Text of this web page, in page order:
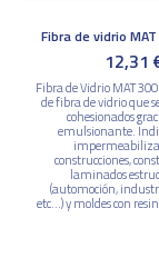
Fibra de vidrio
12,31
Fibra de Vidrio MAT
de fibra de vidrio que
cohesionados
emulsionante.
construcciones,
laminados
(automoción,
etc...) y moldes con